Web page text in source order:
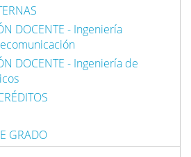
DOCENTE - Ingeniería
DOCENTE - Ingeniería de
GRADO